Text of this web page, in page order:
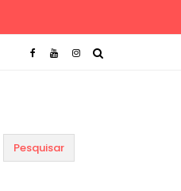
Pesquisar